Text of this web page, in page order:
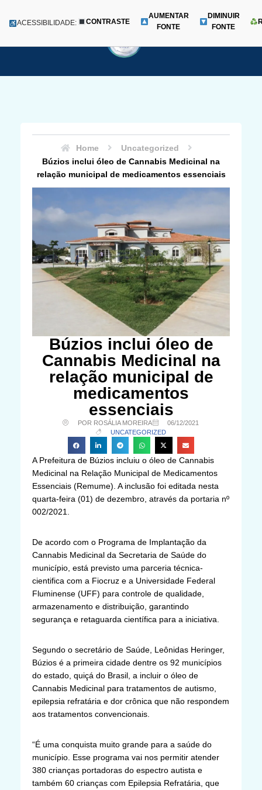
para
Menu
ACESSIBILIDADE: CONTRASTE
AUMENTAR
FONTE
DIMINUIR
FONTE
Home
Uncategorized
Búzios inclui óleo de Cannabis Medicinal na
relação municipal de medicamentos essenciais
Búzios inclui óleo de
Cannabis Medicinal na
relação municipal de
medicamentos
essenciais
POR ROSÁLIA MOREIRA
06/12/2021
UNCATEGORIZED
A Prefeitura de Búzios incluiu o óleo de Cannabis
Medicinal na Relação Municipal de Medicamentos
Essenciais (Remume). A inclusão foi editada nesta
quarta-feira (01) de dezembro, através da portaria nº
002/2021.
De acordo com o Programa de Implantação da
Cannabis Medicinal da Secretaria de Saúde do
município, está previsto uma parceria técnica-
cientifica com a Fiocruz e a Universidade Federal
Fluminense (UFF) para controle de qualidade,
armazenamento e distribuição, garantindo
segurança e retaguarda científica para a iniciativa.
Segundo o secretário de Saúde, Leônidas Heringer,
Búzios é a primeira cidade dentre os 92 municípios
do estado, quiçá do Brasil, a incluir o óleo de
Cannabis Medicinal para tratamentos de autismo,
epilepsia refratária e dor crônica que não respondem
aos tratamentos convencionais.
“É uma conquista muito grande para a saúde do
município. Esse programa vai nos permitir atender
380 crianças portadoras do espectro autista e
também 60 crianças com Epilepsia Refratária, que